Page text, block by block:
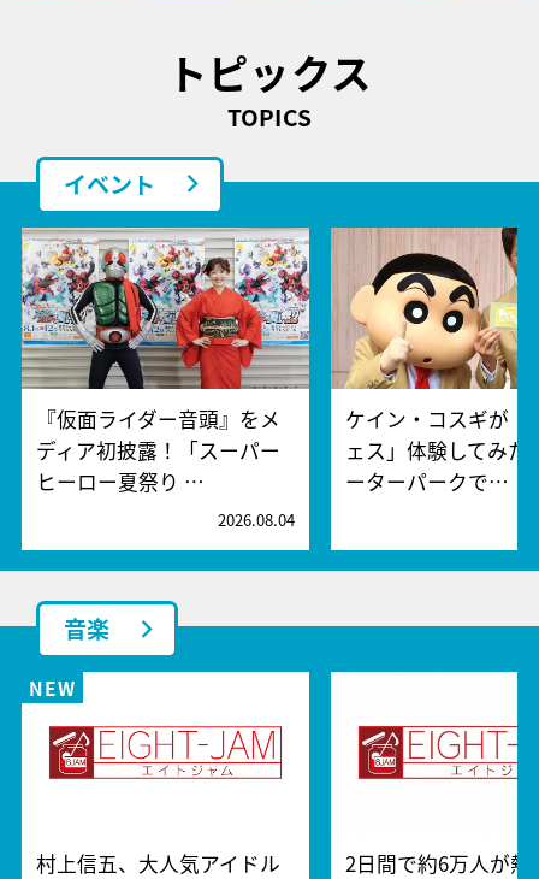
トピックス
TOPICS
イベント
『仮面ライダー音頭』をメ
ディア初披露！「スーパー
ヒーロー夏祭り …
2026.08.04
ケイン・コスギが「
ェス」体験してみた
ーターパークで…
音楽
村上信五、大人気アイドル
2日間で約6万人が熱